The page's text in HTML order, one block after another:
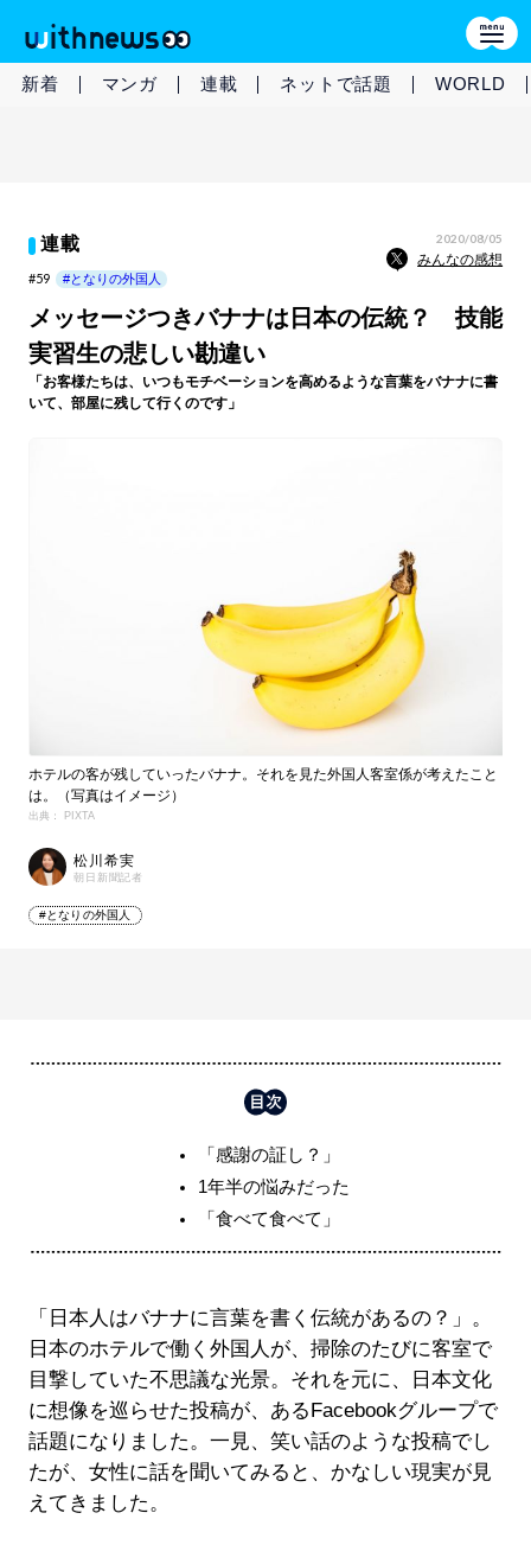
新着 マンガ 連載 ネットで話題 WORLD
連載 2020/08/05
みんなの感想
#59 #となりの外国人
メッセージつきバナナは日本の伝統？ 技能
実習生の悲しい勘違い
「お客様たちは、いつもモチベーションを高めるような言葉をバナナに書
いて、部屋に残して行くのです」
ホテルの客が残していったバナナ。それを見た外国人客室係が考えたこと
は。（写真はイメージ）
出典： PIXTA
松川希実
朝日新聞記者
#となりの外国人
「感謝の証し？」
1年半の悩みだった
「食べて食べて」
「日本人はバナナに言葉を書く伝統があるの？」。
日本のホテルで働く外国人が、掃除のたびに客室で
目撃していた不思議な光景。それを元に、日本文化
に想像を巡らせた投稿が、あるFacebookグループで
話題になりました。一見、笑い話のような投稿でし
たが、女性に話を聞いてみると、かなしい現実が見
えてきました。